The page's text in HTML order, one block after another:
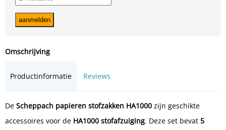
Omschrijving
Productinformatie Reviews
De Scheppach papieren stofzakken HA1000 zijn geschikte
accessoires voor de HA1000 stofafzuiging. Deze set bevat 5